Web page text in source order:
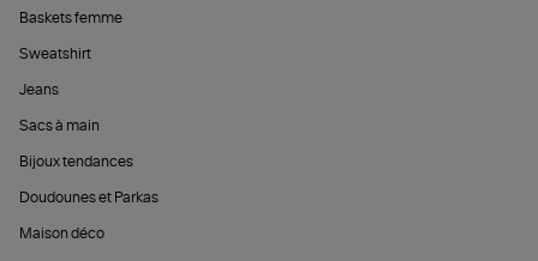
Baskets femme
Sweatshirt
Jeans
Sacs à main
Bijoux tendances
Doudounes et Parkas
Maison déco